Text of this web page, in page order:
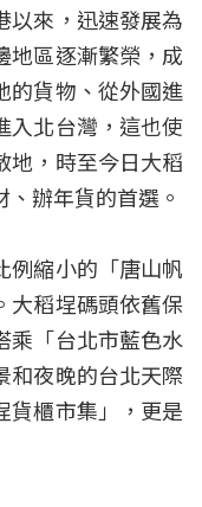
以來，迅速發展為
地區逐漸繁榮，成
的貨物、從外國進
入北台灣，這也使
地，時至今日大稻
辦年貨的首選。
例縮小的「唐山帆
大稻埕碼頭依舊保
乘「台北市藍色水
和夜晚的台北天際
貨櫃市集」，更是